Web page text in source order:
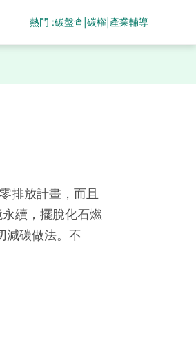
熱門 :碳盤查 |碳權 產業輔導
排放計畫，而且
續，擺脫化石燃
減碳做法。不